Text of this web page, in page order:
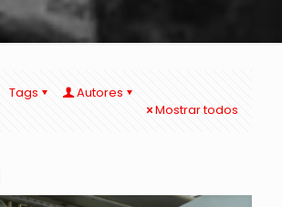
Tags
Autores
Mostrar todos